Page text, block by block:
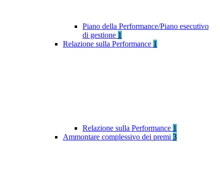
Piano della Performance/Piano esecutivo
di gestione 1
Relazione sulla Performance 1
Relazione sulla Performance 1
Ammontare complessivo dei premi 3